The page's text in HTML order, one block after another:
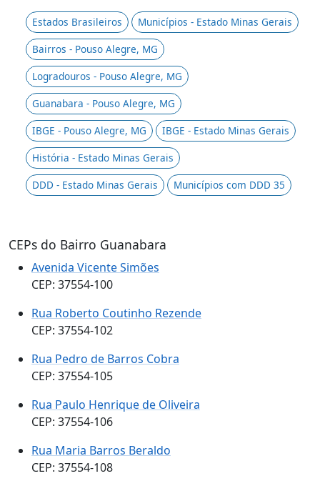
Estados Brasileiros
Municípios - Estado Minas Gerais
Bairros - Pouso Alegre, MG
Logradouros - Pouso Alegre, MG
Guanabara - Pouso Alegre, MG
IBGE - Pouso Alegre, MG
IBGE - Estado Minas Gerais
História - Estado Minas Gerais
DDD - Estado Minas Gerais
Municípios com DDD 35
CEPs do Bairro Guanabara
Avenida Vicente Simões
CEP: 37554-100
Rua Roberto Coutinho Rezende
CEP: 37554-102
Rua Pedro de Barros Cobra
CEP: 37554-105
Rua Paulo Henrique de Oliveira
CEP: 37554-106
Rua Maria Barros Beraldo
CEP: 37554-108